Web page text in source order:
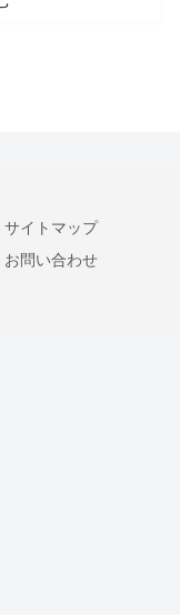
サイトマップ
お問い合わせ